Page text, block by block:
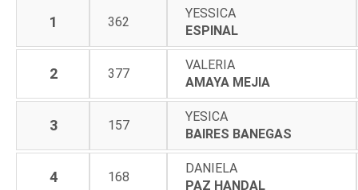
1 362
YESSICA
ESPINAL
2 377
VALERIA
AMAYA MEJIA
3 157
YESICA
BAIRES BANEGAS
4 168
DANIELA
PAZ HANDAL